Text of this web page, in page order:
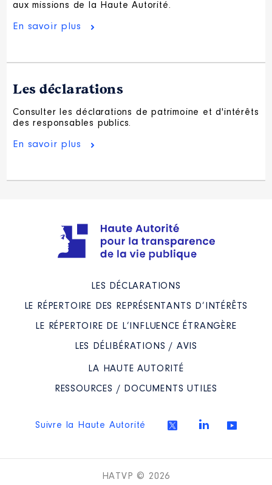
aux missions de la Haute Autorité.
En savoir plus
Les déclarations
Consulter les déclarations de patrimoine et d'intérêts
des responsables publics.
En savoir plus
LES DÉCLARATIONS
LE RÉPERTOIRE DES REPRÉSENTANTS D’INTÉRÊTS
LE RÉPERTOIRE DE L’INFLUENCE ÉTRANGÈRE
LES DÉLIBÉRATIONS / AVIS
LA HAUTE AUTORITÉ
RESSOURCES / DOCUMENTS UTILES
Suivre la Haute Autorité
HATVP © 2026